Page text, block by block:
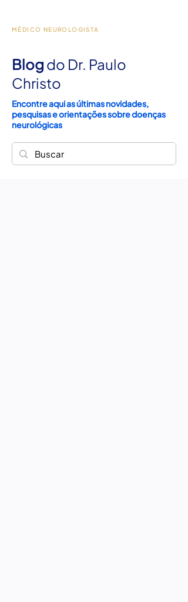
MÉDICO NEUROLOGISTA
Blog do Dr. Paulo
Christo
Encontre aqui as últimas novidades,
pesquisas e orientações sobre doenças
neurológicas